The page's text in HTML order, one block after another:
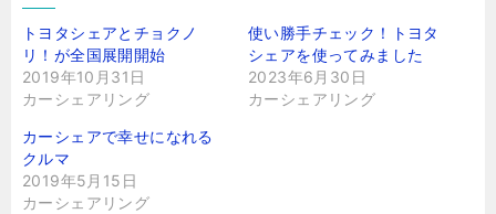
トヨタシェアとチョクノ
リ！が全国展開開始
2019年10月31日
カーシェアリング
使い勝手チェック！トヨタ
シェアを使ってみました
2023年6月30日
カーシェアリング
カーシェアで幸せになれる
クルマ
2019年5月15日
カーシェアリング